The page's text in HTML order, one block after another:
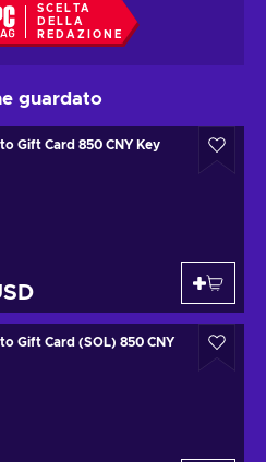
SCELTA
DELLA
REDAZIONE
guardato
Gift Card 850 CNY Key
Gift Card (SOL) 850 CNY